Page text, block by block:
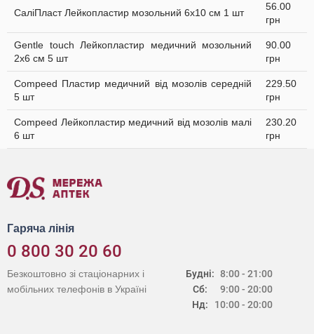
СаліПласт Лейкопластир мозольний 6х10 см 1 шт
56.00
грн
Gentle touch Лейкопластир медичний мозольний
2х6 см 5 шт
90.00
грн
Compeed Пластир медичний від мозолів середній
5 шт
229.50
грн
Compeed Лейкопластир медичний від мозолів малі
6 шт
230.20
грн
Гаряча лінія
0 800 30 20 60
Будні:
Сб:
Нд:
8:00 - 21:00
9:00 - 20:00
10:00 - 20:00
Безкоштовно зі стаціонарних і
мобільних телефонів в Україні